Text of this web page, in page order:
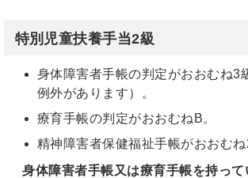
特別児童扶養手当2級
身体障害者手帳の判定がおおむね3
例外があります）。
療育手帳の判定がおおむねB。
精神障害者保健福祉手帳がおおむね
身体障害者手帳又は療育手帳を持っ